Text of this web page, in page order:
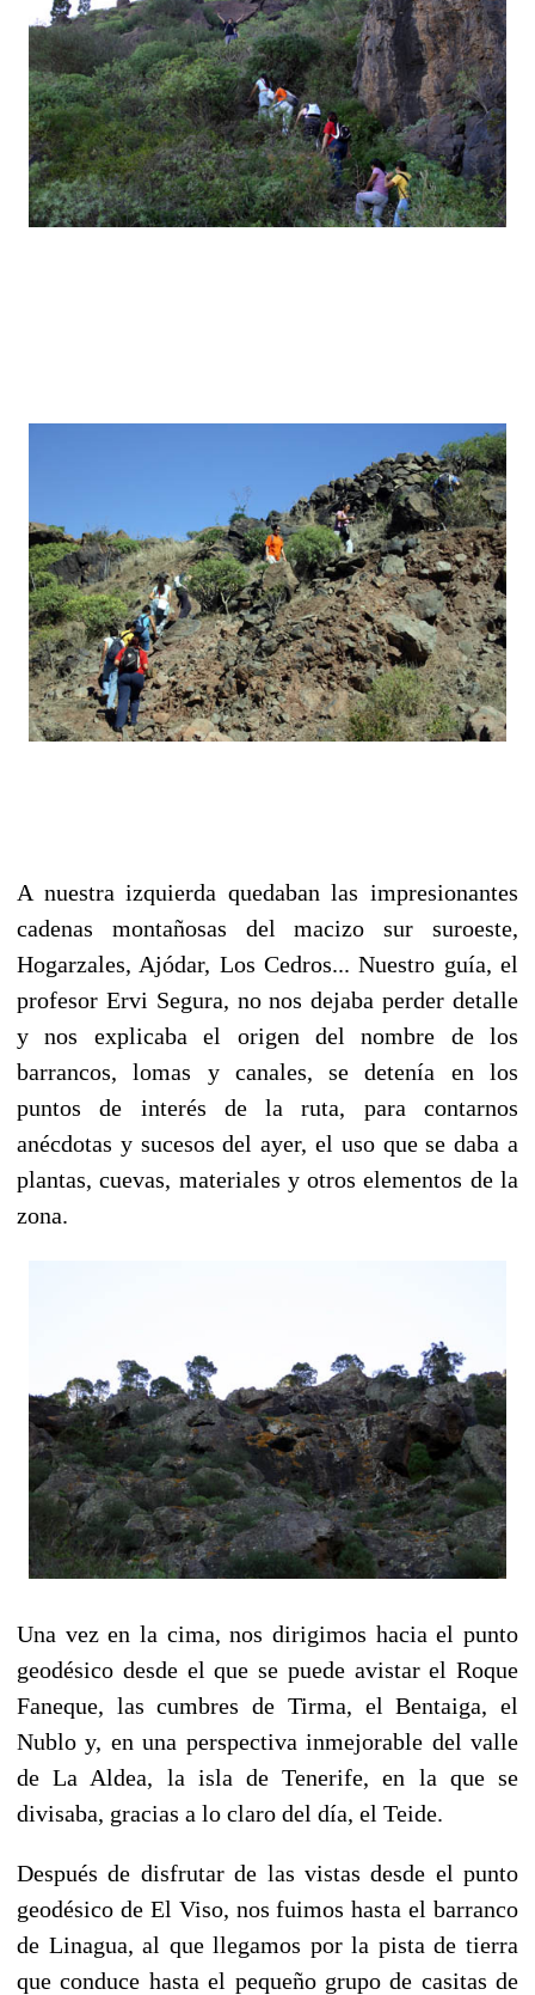
A nuestra izquierda quedaban las impresionantes
cadenas montañosas del macizo sur suroeste,
Hogarzales, Ajódar, Los Cedros... Nuestro guía, el
profesor Ervi Segura, no nos dejaba perder detalle
y nos explicaba el origen del nombre de los
barrancos, lomas y canales, se detenía en los
puntos de interés de la ruta, para contarnos
anécdotas y sucesos del ayer, el uso que se daba a
plantas, cuevas, materiales y otros elementos de la
zona.
Una vez en la cima, nos dirigimos hacia el punto
geodésico desde el que se puede avistar el Roque
Faneque, las cumbres de Tirma, el Bentaiga, el
Nublo y, en una perspectiva inmejorable del valle
de La Aldea, la isla de Tenerife, en la que se
divisaba, gracias a lo claro del día, el Teide.
Después de disfrutar de las vistas desde el punto
geodésico de El Viso, nos fuimos hasta el barranco
de Linagua, al que llegamos por la pista de tierra
que conduce hasta el pequeño grupo de casitas de